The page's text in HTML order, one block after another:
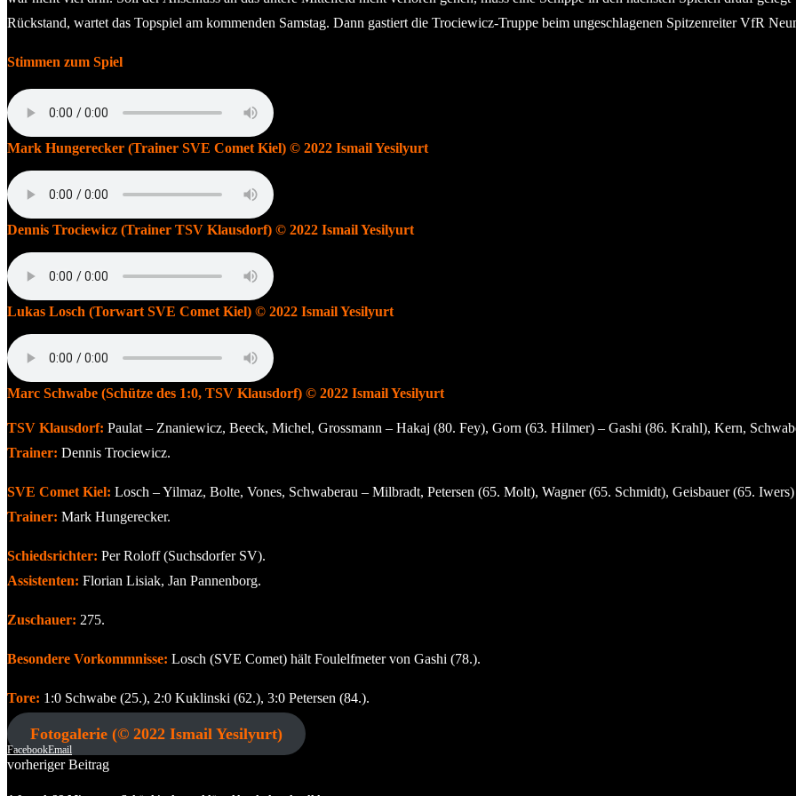
Rückstand, wartet das Topspiel am kommenden Samstag. Dann gastiert die Trociewicz-Truppe beim ungeschlagenen Spitzenreiter VfR
Stimmen zum Spiel
Mark Hungerecker (Trainer SVE Comet Kiel) © 2022 Ismail Yesilyurt
Dennis Trociewicz (Trainer TSV Klausdorf) © 2022 Ismail Yesilyurt
Lukas Losch (Torwart SVE Comet Kiel) © 2022 Ismail Yesilyurt
Marc Schwabe (Schütze des 1:0, TSV Klausdorf) © 2022 Ismail Yesilyurt
TSV Klausdorf: Paulat – Znaniewicz, Beeck, Michel, Grossmann – Hakaj (80. Fey), Gorn (63. Hilmer) – Gashi (86. Krahl), Kern,
Trainer: Dennis Trociewicz.
SVE Comet Kiel: Losch – Yilmaz, Bolte, Vones, Schwaberau – Milbradt, Petersen (65. Molt), Wagner (65. Schmidt), Geisbauer (65.
Trainer: Mark Hungerecker.
Schiedsrichter: Per Roloff (Suchsdorfer SV).
Assistenten: Florian Lisiak, Jan Pannenborg.
Zuschauer: 275.
Besondere Vorkommnisse: Losch (SVE Comet) hält Foulelfmeter von Gashi (78.).
Tore: 1:0 Schwabe (25.), 2:0 Kuklinski (62.), 3:0 Petersen (84.).
Fotogalerie (© 2022 Ismail Yesilyurt)
FacebookEmail
vorheriger Beitrag